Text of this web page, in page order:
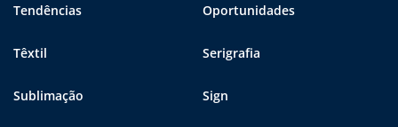
Tendências Oportunidades
Têxtil Serigrafia
Sublimação Sign